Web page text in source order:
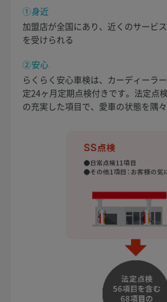
①身近
加盟店が全国にあり、近くのサービ
を受けられる
②安心
らくらく安心車検は、カーディーラ
定24ヶ月定期点検付きです。法定点
の充実した項目で、愛車の状態を隅々